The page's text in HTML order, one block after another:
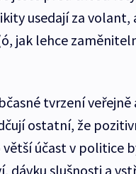
usedají za volant,
jak lehce
tvrzení veřejně
ostatní, že
účast v politice
dávku slušnosti a